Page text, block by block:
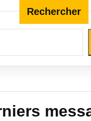
Rechercher